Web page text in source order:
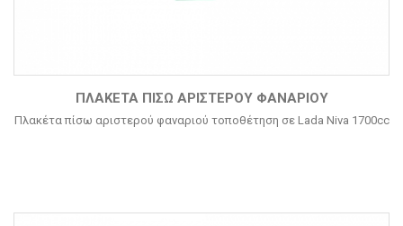
ΠΛΑΚΈΤΑ ΠΊΣΩ ΑΡΙΣΤΕΡΟΎ ΦΑΝΑΡΙΟΎ
Πλακέτα πίσω αριστερού φαναριού τοποθέτηση σε Lada Niva 1700cc